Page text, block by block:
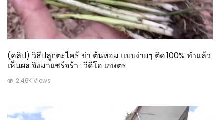
(คลิป) วิธีปลูกตะไคร้ ข่า ต้นหอม แบบง่ายๆ ติด 100% ทำแล้ว
เห็นผล จึงมาแชร์จร้า : วีดีโอ เกษตร
2.46K Views